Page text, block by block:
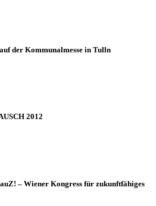
der Kommunalmesse in Tulln
2012
– Wiener Kongress für zukunftfähiges